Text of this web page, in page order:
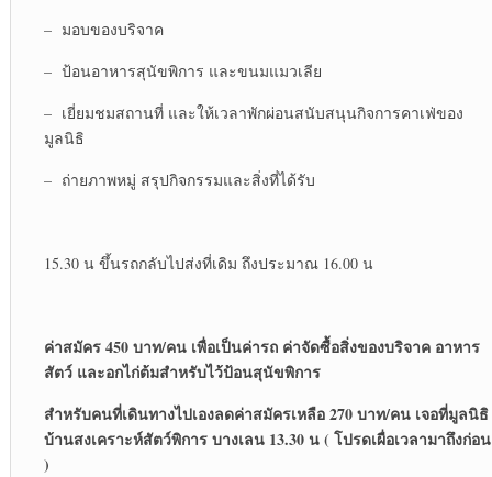
– มอบของบริจาค
– ป้อนอาหารสุนัขพิการ และขนมแมวเลีย
– เยี่ยมชมสถานที่ และให้เวลาพักผ่อนสนับสนุนกิจการคาเฟ่ของ
มูลนิธิ
– ถ่ายภาพหมู่ สรุปกิจกรรมและสิ่งที่ได้รับ
15.30 น ขึ้นรถกลับไปส่งที่เดิม ถึงประมาณ 16.00 น
ค่าสมัคร 450 บาท/คน เพื่อเป็นค่ารถ ค่าจัดซื้อสิ่งของบริจาค อาหาร
สัตว์ และอกไก่ต้มสำหรับไว้ป้อนสุนัขพิการ
สำหรับคนที่เดินทางไปเองลดค่าสมัครเหลือ 270 บาท/คน เจอที่มูลนิธิ
บ้านสงเคราะห์สัตว์พิการ บางเลน 13.30 น ( โปรดเผื่อเวลามาถึงก่อน
)